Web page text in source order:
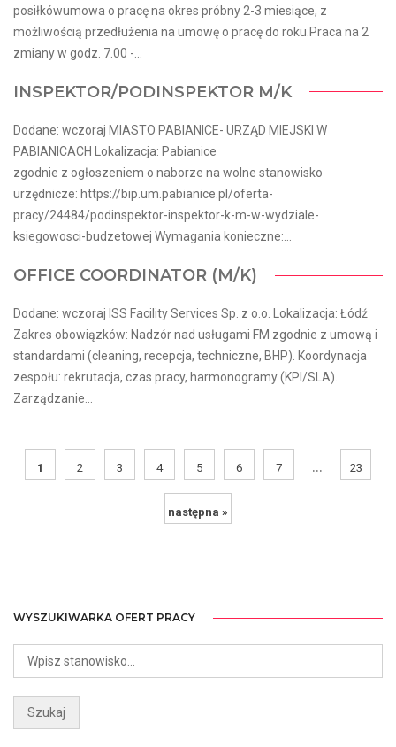
posiłkówumowa o pracę na okres próbny 2-3 miesiące, z
możliwością przedłużenia na umowę o pracę do roku.Praca na 2
zmiany w godz. 7.00 -...
INSPEKTOR/PODINSPEKTOR M/K
Dodane: wczoraj MIASTO PABIANICE- URZĄD MIEJSKI W
PABIANICACH Lokalizacja: Pabianice
zgodnie z ogłoszeniem o naborze na wolne stanowisko
urzędnicze: https://bip.um.pabianice.pl/oferta-
pracy/24484/podinspektor-inspektor-k-m-w-wydziale-
ksiegowosci-budzetowej Wymagania konieczne:...
OFFICE COORDINATOR (M/K)
Dodane: wczoraj ISS Facility Services Sp. z o.o. Lokalizacja: Łódź
Zakres obowiązków: Nadzór nad usługami FM zgodnie z umową i
standardami (cleaning, recepcja, techniczne, BHP). Koordynacja
zespołu: rekrutacja, czas pracy, harmonogramy (KPI/SLA).
Zarządzanie...
1 2 3 4 5 6 7 ... 23
następna »
WYSZUKIWARKA OFERT PRACY